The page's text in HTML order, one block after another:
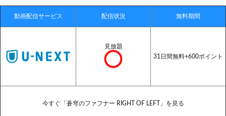
動画配信サービス 配信状況 無料期間
見放題
31日間無料+600ポイント
今すぐ「蒼穹のファフナー RIGHT OF LEFT」を見る